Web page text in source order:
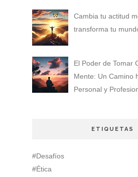
Cambia tu actitud
transforma tu
El Poder de Tomar
Mente: Un Camino
Personal y
ETIQUETAS
#Desafíos
#Ética